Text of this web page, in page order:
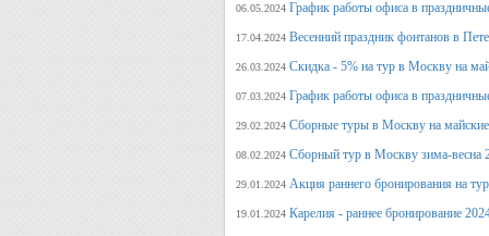
06.05.2024 График работы офиса в
17.04.2024 Весенний праздник фонтанов в
26.03.2024 Скидка - 5% на тур в Москву на
07.03.2024 График работы офиса в
29.02.2024 Сборные туры в Москву на
08.02.2024 Сборный тур в Москву зима-весна
29.01.2024 Акция раннего бронирования на
19.01.2024 Карелия - раннее бронирование